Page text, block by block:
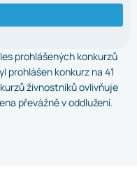
prohlášených konkurzů
prohlášen konkurz na 41
živnostníků ovlivňuje
převážně v oddlužení.